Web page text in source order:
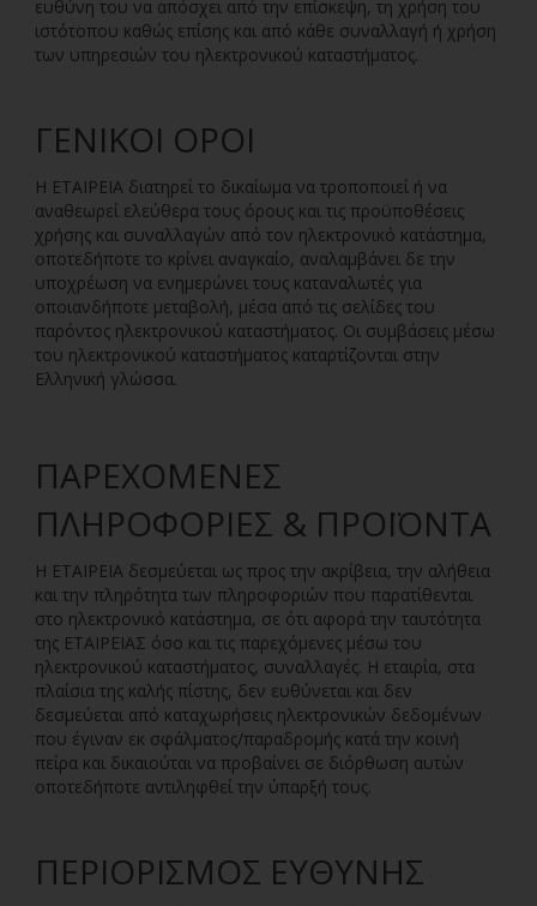
ευθύνη του να απόσχει από την επίσκεψη, τη χρήση του
ιστότοπου καθώς επίσης και από κάθε συναλλαγή ή χρήση
των υπηρεσιών του ηλεκτρονικού καταστήματος.
ΓΕΝΙΚΟΊ ΌΡΟΙ
Η ΕΤΑΙΡΕΙΑ διατηρεί το δικαίωμα να τροποποιεί ή να
αναθεωρεί ελεύθερα τoυς όρους και τις προϋποθέσεις
χρήσης και συναλλαγών από τον ηλεκτρονικό κατάστημα,
οποτεδήποτε το κρίνει αναγκαίο, αναλαμβάνει δε την
υποχρέωση να ενημερώνει τους καταναλωτές για
οποιανδήποτε μεταβολή, μέσα από τις σελίδες του
παρόντος ηλεκτρονικού καταστήματος. Οι συμβάσεις μέσω
του ηλεκτρονικού καταστήματος καταρτίζονται στην
Ελληνική γλώσσα.
ΠΑΡΕΧΌΜΕΝΕΣ
ΠΛΗΡΟΦΟΡΊΕΣ & ΠΡΟΪΌΝΤΑ
H ΕΤΑΙΡΕΙΑ δεσμεύεται ως προς την ακρίβεια, την αλήθεια
και την πληρότητα των πληροφοριών που παρατίθενται
στο ηλεκτρονικό κατάστημα, σε ότι αφορά την ταυτότητα
της ΕΤΑΙΡΕΙΑΣ όσο και τις παρεχόμενες μέσω του
ηλεκτρονικού καταστήματος, συναλλαγές. Η εταιρία, στα
πλαίσια της καλής πίστης, δεν ευθύνεται και δεν
δεσμεύεται από καταχωρήσεις ηλεκτρονικών δεδομένων
που έγιναν εκ σφάλματος/παραδρομής κατά την κοινή
πείρα και δικαιούται να προβαίνει σε διόρθωση αυτών
οποτεδήποτε αντιληφθεί την ύπαρξή τους.
ΠΕΡΙΟΡΙΣΜΌΣ ΕΥΘΎΝΗΣ